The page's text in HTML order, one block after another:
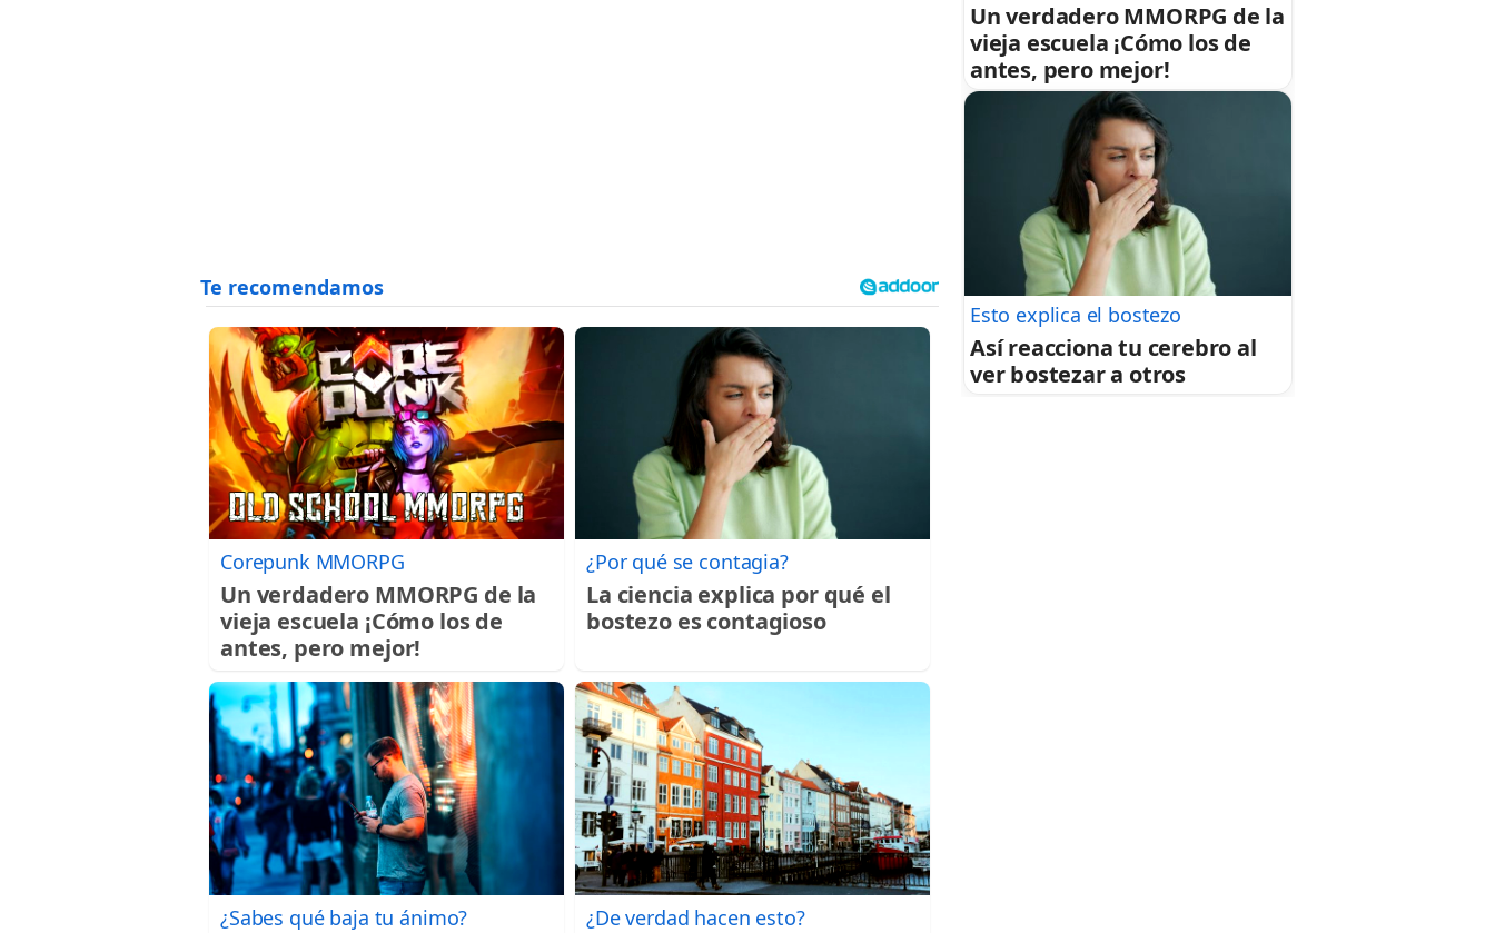
Corepunk MMORPG
Un verdadero MMORPG de la
vieja escuela ¡Cómo los de
antes, pero mejor!
¿Por qué se contagia?
La ciencia explica por qué el
bostezo es contagioso
¿Sabes qué baja tu ánimo? ¿De verdad hacen esto?
Un verdadero MMORPG de la
vieja escuela ¡Cómo los de
antes, pero mejor!
Esto explica el bostezo
Así reacciona tu cerebro al
ver bostezar a otros